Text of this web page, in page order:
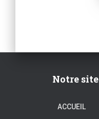
Notre site
ACCUEIL